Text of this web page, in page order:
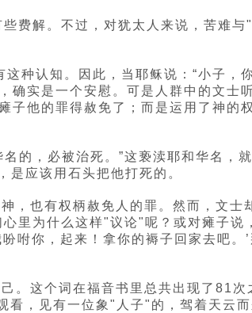
费解。不过，对犹太人来说，苦难
种认知。因此，当耶稣说：“小子，
确实是一个安慰。可是人群中的文
子他的罪得赦免了；而是运用了神
的，必被治死。”这亵渎耶和华名
是应该用石头把他打死的。
，也有权柄赦免人的罪。然而，文
里为什么这样"议论"呢？或对瘫子说
咐你，起来！拿你的褥子回家去吧
。这个词在福音书里总共出现了81
看，见有一位象"人子"的，驾着天云